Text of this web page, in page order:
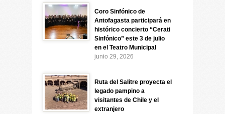
Coro Sinfónico de
Antofagasta participará en
histórico concierto “Cerati
Sinfónico” este 3 de julio
en el Teatro Municipal
junio 29, 2026
Ruta del Salitre proyecta el
legado pampino a
visitantes de Chile y el
extranjero